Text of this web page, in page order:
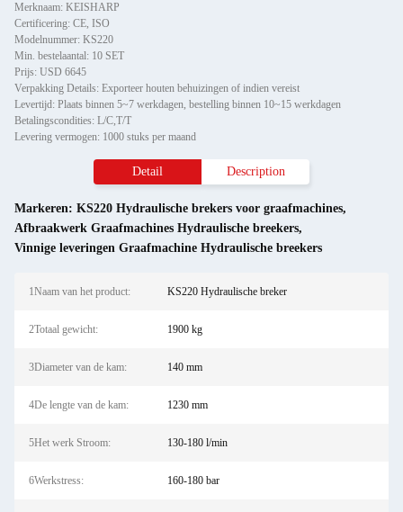
Merknaam: KEISHARP
Certificering: CE, ISO
Modelnummer: KS220
Min. bestelaantal: 10 SET
Prijs: USD 6645
Verpakking Details: Exporteer houten behuizingen of indien vereist
Levertijd: Plaats binnen 5~7 werkdagen, bestelling binnen 10~15 werkdagen
Betalingscondities: L/C,T/T
Levering vermogen: 1000 stuks per maand
Detail Description
Markeren: KS220 Hydraulische brekers voor graafmachines,
Afbraakwerk Graafmachines Hydraulische breekers,
Vinnige leveringen Graafmachine Hydraulische breekers
1Naam van het product: KS220 Hydraulische breker
2Totaal gewicht: 1900 kg
3Diameter van de kam: 140 mm
4De lengte van de kam: 1230 mm
5Het werk Stroom: 130-180 l/min
6Werkstress: 160-180 bar